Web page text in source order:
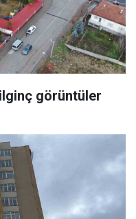
görüntüler